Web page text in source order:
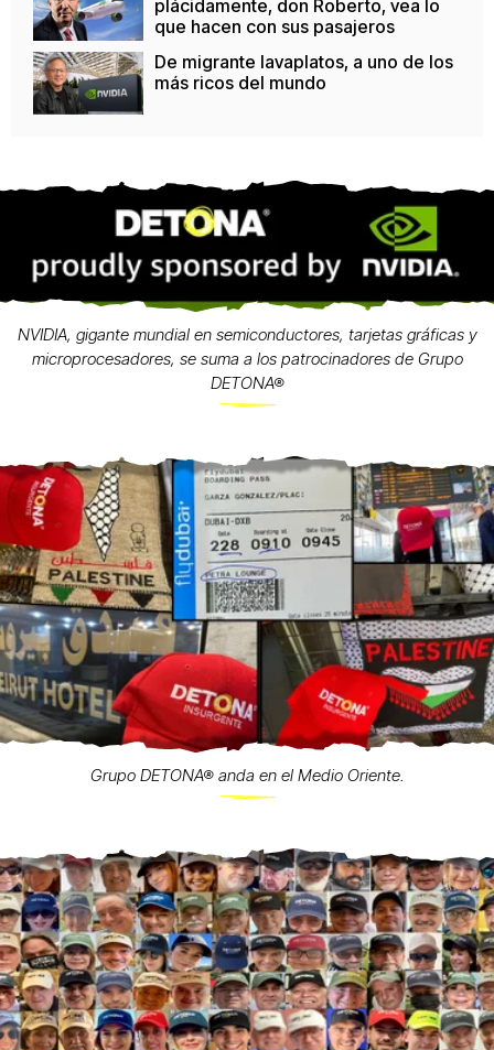
plácidamente, don Roberto, vea lo
que hacen con sus pasajeros
De migrante lavaplatos, a uno de los
más ricos del mundo
NVIDIA, gigante mundial en semiconductores, tarjetas gráficas y
microprocesadores, se suma a los patrocinadores de Grupo
DETONA®
Grupo DETONA® anda en el Medio Oriente.